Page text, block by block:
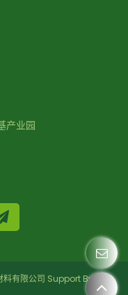
产业园
料有限公司 Support By